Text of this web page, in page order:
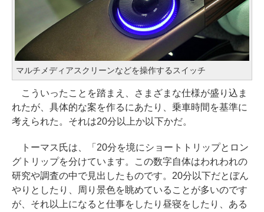
マルチメディアスクリーンなどを操作するスイッチ
こういったことを踏まえ、さまざまな仕様が盛り込ま
れたが、具体的な案を作るにあたり、乗車時間を基準に
考えられた。それは20分以上か以下かだ。
トーマス氏は、「20分を境にショートトリップとロン
グトリップを分けています。この数字自体はわれわれの
研究や調査の中で見出したものです。20分以下だとぼん
やりとしたり、周り景色を眺めていることが多いのです
が、それ以上になると仕事をしたり昼寝をしたり、ある